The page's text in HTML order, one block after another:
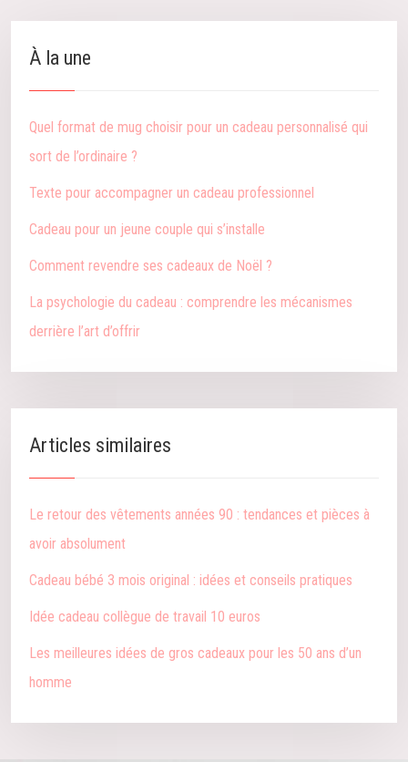
À la une
Quel format de mug choisir pour un cadeau personnalisé qui
sort de l’ordinaire ?
Texte pour accompagner un cadeau professionnel
Cadeau pour un jeune couple qui s’installe
Comment revendre ses cadeaux de Noël ?
La psychologie du cadeau : comprendre les mécanismes
derrière l’art d’offrir
Articles similaires
Le retour des vêtements années 90 : tendances et pièces à
avoir absolument
Cadeau bébé 3 mois original : idées et conseils pratiques
Idée cadeau collègue de travail 10 euros
Les meilleures idées de gros cadeaux pour les 50 ans d’un
homme